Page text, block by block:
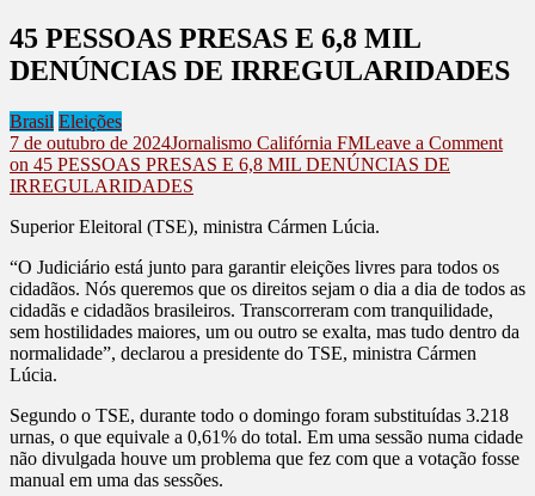
45 PESSOAS PRESAS E 6,8 MIL
DENÚNCIAS DE IRREGULARIDADES
Brasil Eleições
7 de outubro de 2024Jornalismo Califórnia FMLeave a Comment
on 45 PESSOAS PRESAS E 6,8 MIL DENÚNCIAS DE
IRREGULARIDADES
Superior Eleitoral (TSE), ministra Cármen Lúcia.
“O Judiciário está junto para garantir eleições livres para todos os
cidadãos. Nós queremos que os direitos sejam o dia a dia de todos as
cidadãs e cidadãos brasileiros. Transcorreram com tranquilidade,
sem hostilidades maiores, um ou outro se exalta, mas tudo dentro da
normalidade”, declarou a presidente do TSE, ministra Cármen
Lúcia.
Segundo o TSE, durante todo o domingo foram substituídas 3.218
urnas, o que equivale a 0,61% do total. Em uma sessão numa cidade
não divulgada houve um problema que fez com que a votação fosse
manual em uma das sessões.